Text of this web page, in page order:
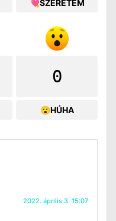
💘SZERETEM
0
😮HÚHA
2022. április 3. 15:07